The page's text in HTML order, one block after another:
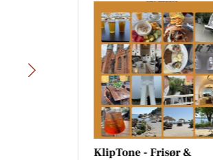
KlipTone - Frisør &